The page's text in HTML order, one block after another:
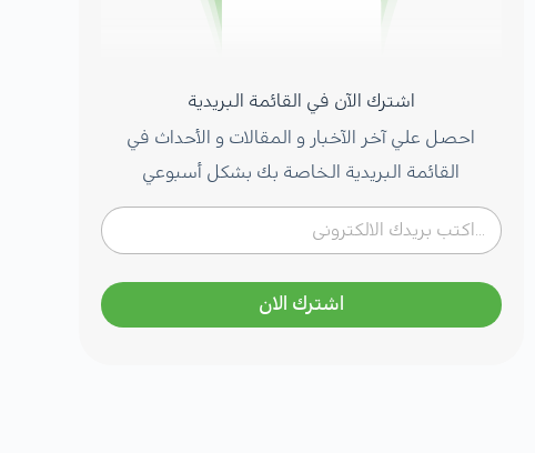
اشترك الآن في القائمة البريدية
احصل علي آخر الآخبار و المقالات و الأحداث في
القائمة البريدية الخاصة بك بشكل أسبوعي
اشترك الان